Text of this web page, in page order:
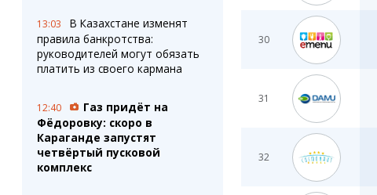
13:03
В Казахстане изменят
правила банкротства:
руководителей могут обязать
платить из своего кармана
12:40
Газ придёт на
Фёдоровку: скоро в
Караганде запустят
четвёртый пусковой
комплекс
30
31
32